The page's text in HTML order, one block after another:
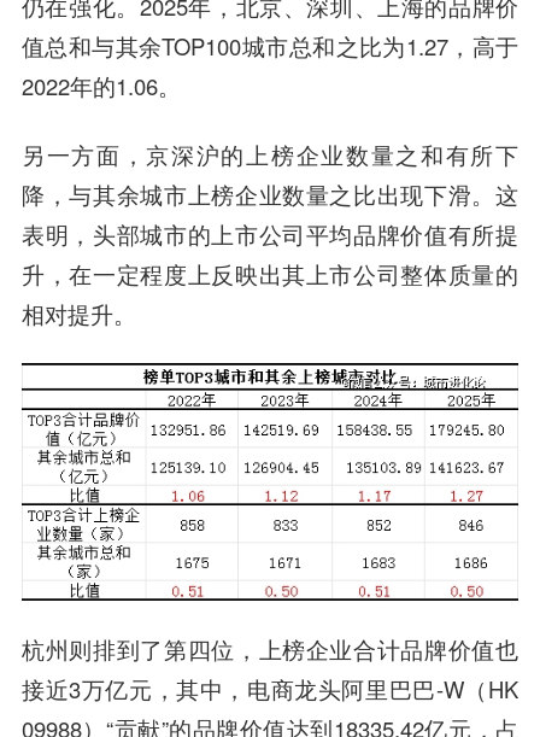
仍在强化。2025年，北京、深圳、上海的品牌价
值总和与其余TOP100城市总和之比为1.27，高于
2022年的1.06。
另一方面，京深沪的上榜企业数量之和有所下
降，与其余城市上榜企业数量之比出现下滑。这
表明，头部城市的上市公司平均品牌价值有所提
升，在一定程度上反映出其上市公司整体质量的
相对提升。
杭州则排到了第四位，上榜企业合计品牌价值也
接近3万亿元，其中，电商龙头阿里巴巴-W（HK
09988）“贡献”的品牌价值达到18335.42亿元，占